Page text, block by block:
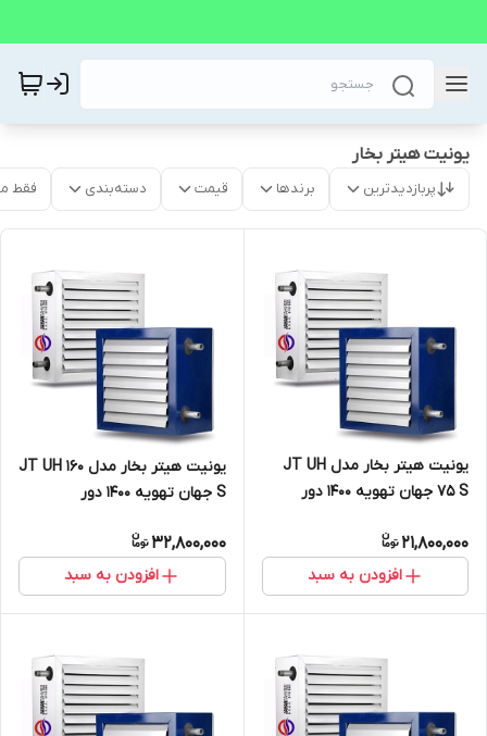
یونیت هیتر بخار
پربازدیدترین برندها قیمت دسته‌بندی فقط
یونیت هیتر بخار مدل JT UH
75 S جهان تهویه 1400 دور
21,800,000
افزودن به سبد
یونیت هیتر بخار مدل JT UH 160
S جهان تهویه 1400 دور
32,800,000
افزودن به سبد